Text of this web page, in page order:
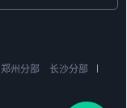
郑州分部
长沙分部